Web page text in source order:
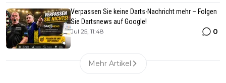
Verpassen Sie keine Darts-Nachricht mehr – Folgen
Sie Dartsnews auf Google!
Jul 25, 11:48 0
Mehr Artikel